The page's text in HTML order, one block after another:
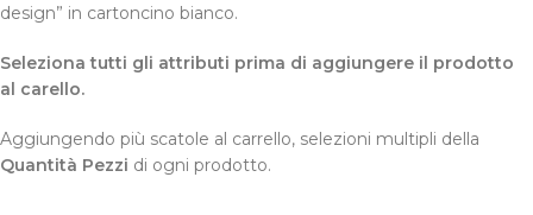
design” in cartoncino bianco.
Seleziona tutti gli attributi prima di aggiungere il prodotto
al carello.
Aggiungendo più scatole al carrello, selezioni multipli della
Quantità Pezzi di ogni prodotto.